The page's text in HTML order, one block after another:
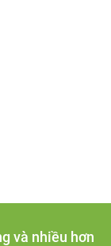
và nhiều hơn